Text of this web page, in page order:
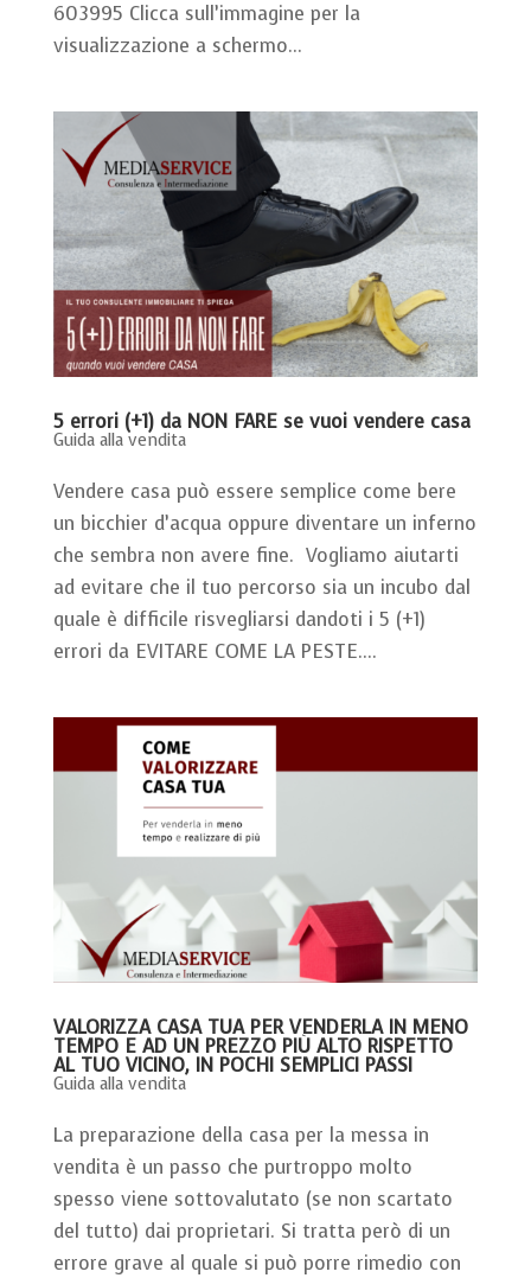
603995 Clicca sull’immagine per la
visualizzazione a schermo...
5 errori (+1) da NON FARE se vuoi vendere casa
Guida alla vendita
Vendere casa può essere semplice come bere
un bicchier d’acqua oppure diventare un inferno
che sembra non avere fine. Vogliamo aiutarti
ad evitare che il tuo percorso sia un incubo dal
quale è difficile risvegliarsi dandoti i 5 (+1)
errori da EVITARE COME LA PESTE....
VALORIZZA CASA TUA PER VENDERLA IN MENO
TEMPO E AD UN PREZZO PIÙ ALTO RISPETTO
AL TUO VICINO, IN POCHI SEMPLICI PASSI
Guida alla vendita
La preparazione della casa per la messa in
vendita è un passo che purtroppo molto
spesso viene sottovalutato (se non scartato
del tutto) dai proprietari. Si tratta però di un
errore grave al quale si può porre rimedio con